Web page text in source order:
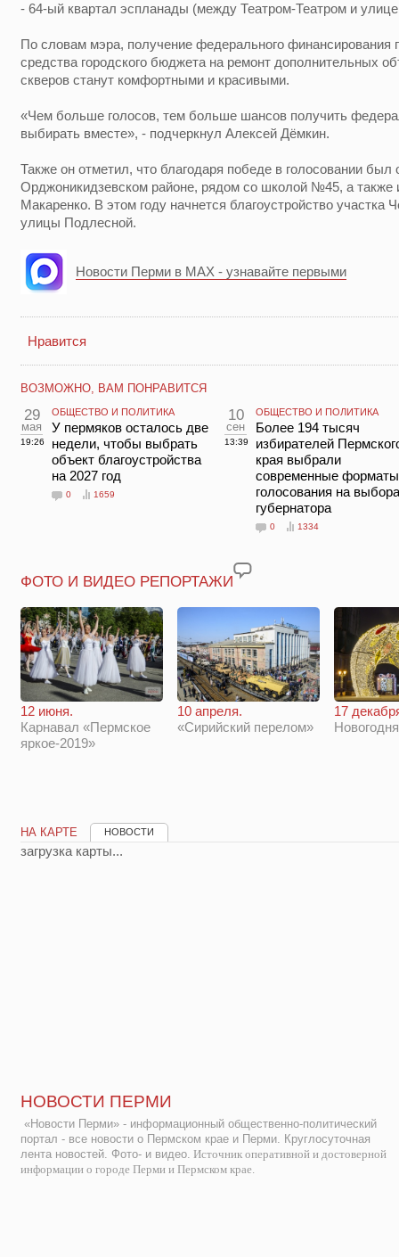
- 64-ый квартал эспланады (между Театром-Театром и
По словам мэра, получение федерального финансирования
средства городского бюджета на ремонт дополнительных
скверов станут комфортными и красивыми.
«Чем больше голосов, тем больше шансов получить
выбирать вместе», - подчеркнул Алексей Дёмкин.
Также он отметил, что благодаря победе в голосовании был
Орджоникидзевском районе, рядом со школой №45, а также
Макаренко. В этом году начнется благоустройство участка
улицы Подлесной.
Новости Перми в MAX - узнавайте первыми
Нравится
ВОЗМОЖНО, ВАМ ПОНРАВИТСЯ
29
мая
19:26
ОБЩЕСТВО И ПОЛИТИКА
У пермяков осталось две
недели, чтобы выбрать
объект благоустройства
на 2027 год
0 1659
10
сен
13:39
ОБЩЕСТВО И ПОЛИТИКА
Более 194 тысяч
избирателей
края выбрали
современные форматы
голосования на
губернатора
0 1334
ФОТО И ВИДЕО РЕПОРТАЖИ
12 июня.
Карнавал «Пермское
яркое-2019»
10 апреля.
«Сирийский перелом»
17
НА КАРТЕ НОВОСТИ
загрузка карты...
НОВОСТИ ПЕРМИ
«Новости Перми» - информационный общественно-политический
портал - все новости о Пермском крае и Перми. Круглосуточная
лента новостей. Фото- и видео. Источник оперативной и достоверной
информации о городе Перми и Пермском крае.